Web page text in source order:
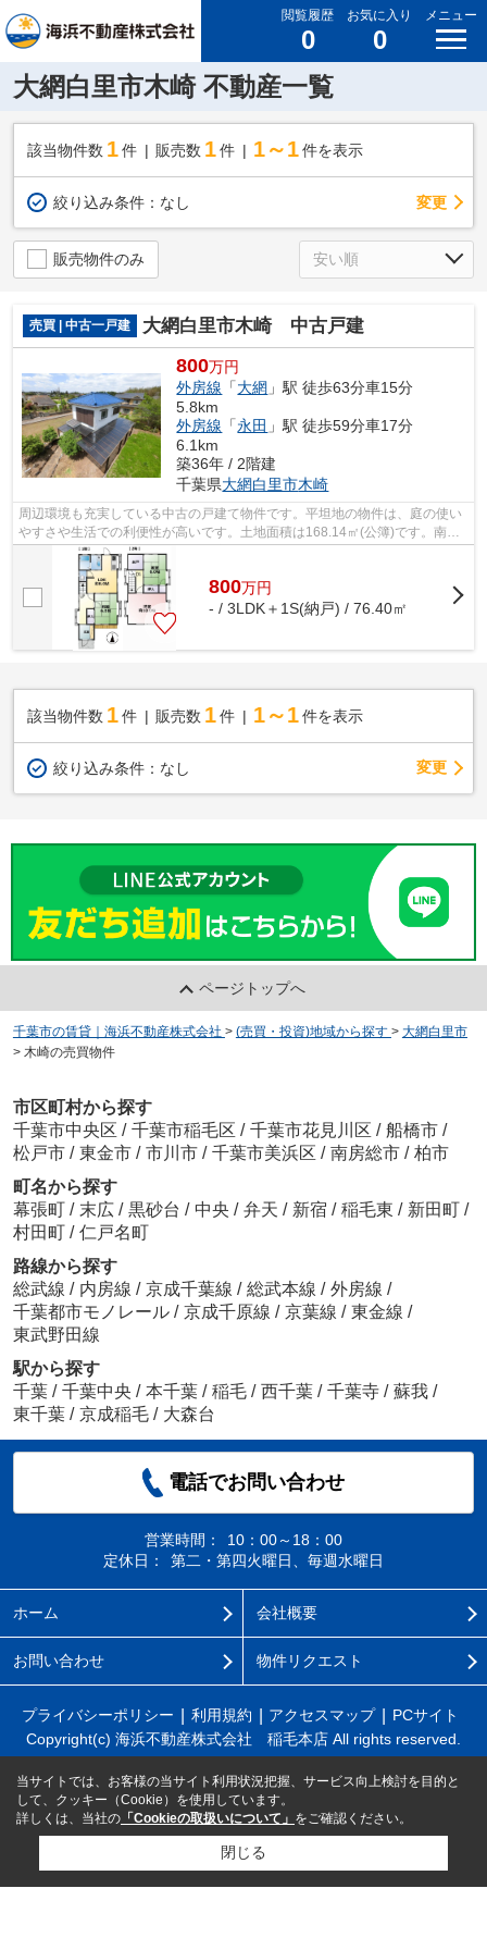
閲覧履歴
0
お気に入り
0
メニュー
大網白里市木崎 不動産一覧
該当物件数 1件 販売数 1 件 1～1 件を表示
絞り込み条件： なし 変更
販売物件のみ
売買 | 中古一戸建 大網白里市木崎 中古戸建
800万円
外房線 「大網 」駅 徒歩63分車15分
5.8km
外房線 「永田 」駅 徒歩59分車17分
6.1km
築36年 / 2階建
千葉県大網白里市木崎
周辺環境も充実している中古の戸建て物件です。平坦地の物件は、庭の使い
やすさや生活での利便性が高いです。土地面積は168.14㎡(公簿)です。南側
道路に面した物件です。大網白里市に...
800万円
- / 3LDK＋1S(納戸) / 76.40㎡
該当物件数 1件 販売数 1 件 1～1 件を表示
絞り込み条件： なし 変更
ページトップへ
千葉市の賃貸｜海浜不動産株式会社 > (売買・投資)地域から探す > 大網白里市
> 木崎の売買物件
市区町村から探す
千葉市中央区 / 千葉市稲毛区 / 千葉市花見川区 / 船橋市 /
松戸市 / 東金市 / 市川市 / 千葉市美浜区 / 南房総市 / 柏市
町名から探す
幕張町 / 末広 / 黒砂台 / 中央 / 弁天 / 新宿 / 稲毛東 / 新田町 /
村田町 / 仁戸名町
路線から探す
総武線 / 内房線 / 京成千葉線 / 総武本線 / 外房線 /
千葉都市モノレール / 京成千原線 / 京葉線 / 東金線 /
東武野田線
駅から探す
千葉 / 千葉中央 / 本千葉 / 稲毛 / 西千葉 / 千葉寺 / 蘇我 /
東千葉 / 京成稲毛 / 大森台
電話でお問い合わせ
営業時間：
10：00～18：00
定休日：
第二・第四火曜日、毎週水曜日
ホーム 会社概要
お問い合わせ 物件リクエスト
プライバシーポリシー 利用規約 アクセスマップ
PCサイト
Copyright(c) 海浜不動産株式会社 稲毛本店 All rights reserved.
当サイトでは、お客様の当サイト利用状況把握、サービス向上検討を目的と
して、クッキー（Cookie）を使用しています。
詳しくは、当社の 「Cookieの取扱いについて」 をご確認ください。
閉じる